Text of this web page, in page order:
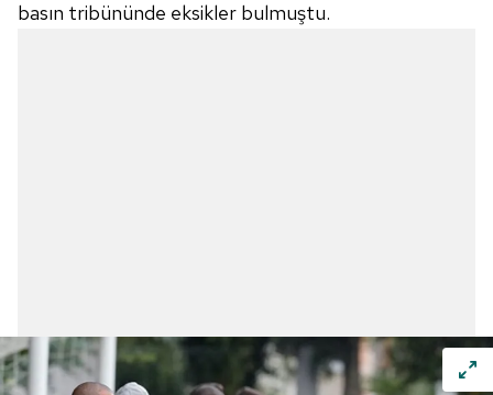
basın tribününde eksikler bulmuştu.